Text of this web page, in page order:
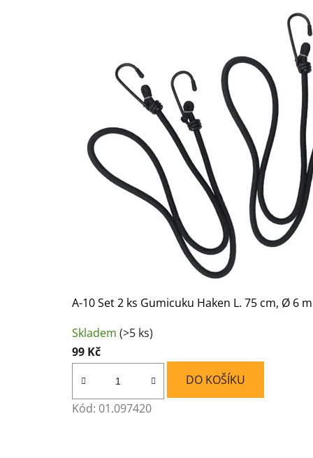
A-10 Set 2 ks Gumicuku Haken L. 75 cm, Ø 6
Skladem (>5 ks)
99 Kč
DO KOŠÍKU
Kód: 01.097420